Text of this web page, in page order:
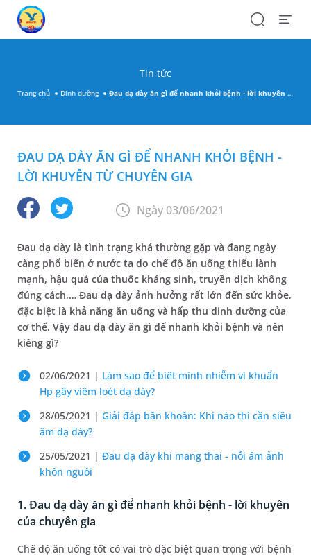
SearchOpen
Tin tức
Trang chủ Dinh dưỡng Đau dạ dày ăn gì để nhanh khỏi bệnh - lời khuyên từ chuyên gia
ĐAU DẠ DÀY ĂN GÌ ĐỂ NHANH KHỎI BỆNH -
LỜI KHUYÊN TỪ CHUYÊN GIA
Ngày 03/06/2021
Đau dạ dày là tình trạng khá thường gặp và đang ngày
càng phổ biến ở nước ta do chế độ ăn uống thiếu lành
mạnh, hậu quả của thuốc kháng sinh, truyền dịch không
đúng cách,… Đau dạ dày ảnh hưởng rất lớn đến sức khỏe,
đặc biệt là khả năng ăn uống và hấp thu dinh dưỡng của
cơ thể. Vậy đau dạ dày ăn gì để nhanh khỏi bệnh và nên
kiêng gì?
02/06/2021 | Làm sao để biết mình nhiễm vi khuẩn
Hp gây viêm loét dạ dày?
28/05/2021 | Giải đáp băn khoăn: Khi nào thì cần siêu
âm dạ dày?
25/05/2021 | Đau dạ dày khi mang thai - nỗi ám ảnh
khôn nguôi
1. Đau dạ dày ăn gì để nhanh khỏi bệnh - lời khuyên
của chuyên gia
Chế độ ăn uống tốt có vai trò đặc biệt quan trọng với bệnh